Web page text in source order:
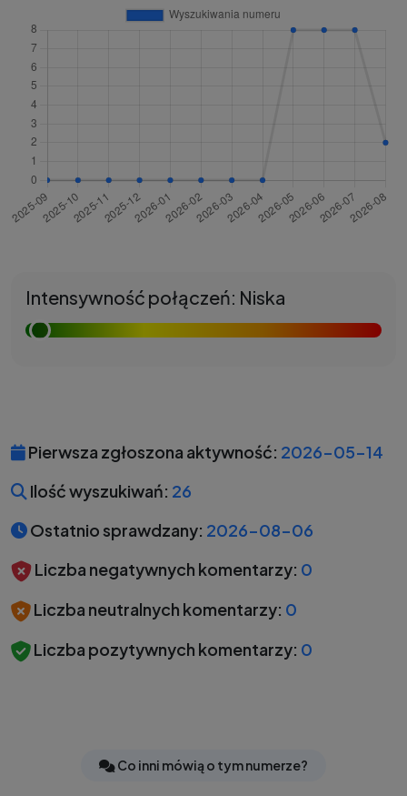
Intensywność połączeń: Niska
Pierwsza zgłoszona aktywność: 2026-05-14
Ilość wyszukiwań: 26
Ostatnio sprawdzany: 2026-08-06
Liczba negatywnych komentarzy: 0
Liczba neutralnych komentarzy: 0
Liczba pozytywnych komentarzy: 0
Co inni mówią o tym numerze?